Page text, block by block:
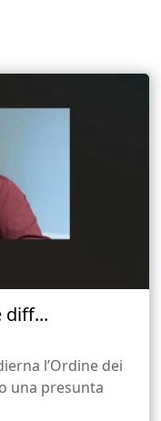
diff...
l’Ordine dei
una presunta